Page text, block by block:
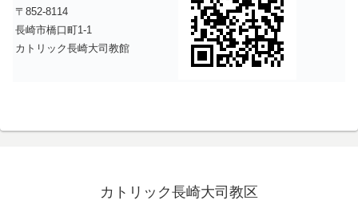
〒852-8114
長崎市橋口町1-1
カトリック長崎大司教館
カトリック長崎大司教区